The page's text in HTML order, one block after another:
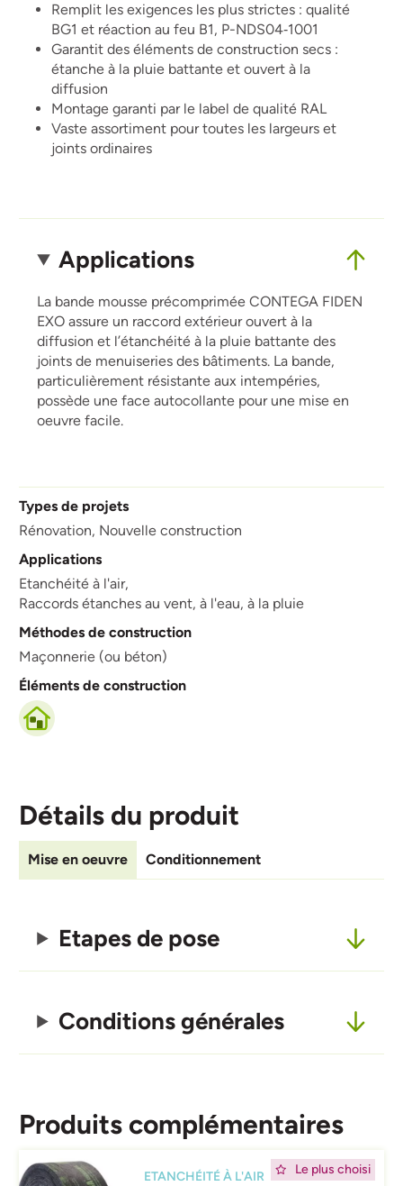
Remplit les exigences les plus strictes : qualité
BG1 et réaction au feu B1, P-NDS04‑1001
Garantit des éléments de construction secs :
étanche à la pluie battante et ouvert à la
diffusion
Montage garanti par le label de qualité RAL
Vaste assortiment pour toutes les largeurs et
joints ordinaires
Applications
La bande mousse précomprimée CONTEGA FIDEN
EXO assure un raccord extérieur ouvert à la
diffusion et l’étanchéité à la pluie battante des
joints de menuiseries des bâtiments. La bande,
particulièrement résistante aux intempéries,
possède une face autocollante pour une mise en
oeuvre facile.
Types de projets
Rénovation, Nouvelle construction
Applications
Etanchéité à l'air,
Raccords étanches au vent, à l'eau, à la pluie
Méthodes de construction
Maçonnerie (ou béton)
Éléments de construction
Détails du produit
Mise en oeuvre Conditionnement
Etapes de pose
Conditions générales
Produits complémentaires
Le plus choisi
Afbeelding
ETANCHÉITÉ À L'AIR